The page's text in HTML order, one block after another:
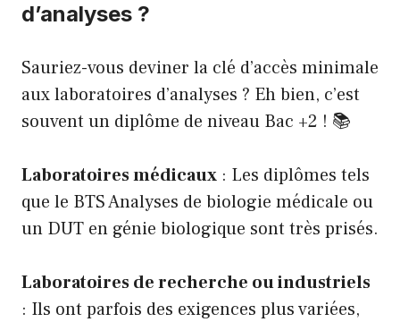
d’analyses ?
Sauriez-vous deviner la clé d’accès minimale
aux laboratoires d’analyses ? Eh bien, c’est
souvent un diplôme de niveau Bac +2 ! 📚
Laboratoires médicaux : Les diplômes tels
que le BTS Analyses de biologie médicale ou
un DUT en génie biologique sont très prisés.
Laboratoires de recherche ou industriels
: Ils ont parfois des exigences plus variées,